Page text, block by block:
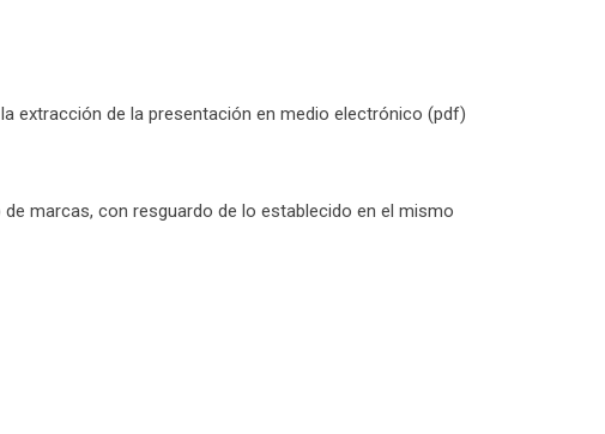
extracción de la presentación en medio electrónico (pdf)
marcas, con resguardo de lo establecido en el mismo